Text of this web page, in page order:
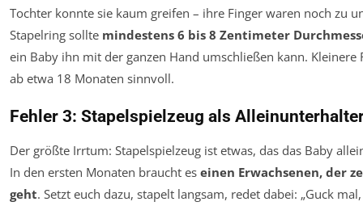
Tochter konnte sie kaum greifen – ihre Finger waren noch zu
Stapelring sollte mindestens 6 bis 8 Zentimeter
ein Baby ihn mit der ganzen Hand umschließen kann. Kleinere
ab etwa 18 Monaten sinnvoll.
Fehler 3: Stapelspielzeug als
Der größte Irrtum: Stapelspielzeug ist etwas, das das Baby
In den ersten Monaten braucht es einen Erwachsenen, der
geht. Setzt euch dazu, stapelt langsam, redet dabei: „Guck